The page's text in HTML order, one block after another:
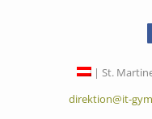
| St.
direktion@it-